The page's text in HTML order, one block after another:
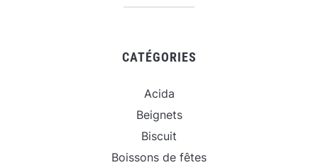
CATÉGORIES
Acida
Beignets
Biscuit
Boissons de fêtes